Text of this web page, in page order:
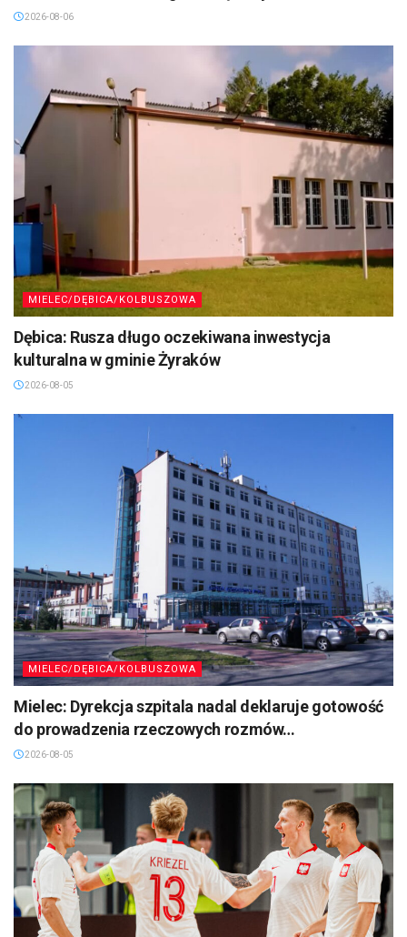
2026-08-06
MIELEC/DĘBICA/KOLBUSZOWA
Dębica: Rusza długo oczekiwana inwestycja
kulturalna w gminie Żyraków
2026-08-05
MIELEC/DĘBICA/KOLBUSZOWA
Mielec: Dyrekcja szpitala nadal deklaruje gotowość
do prowadzenia rzeczowych rozmów…
2026-08-05